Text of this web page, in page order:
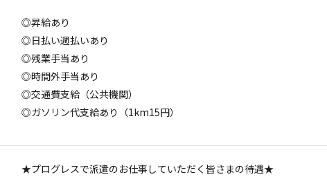
◎昇給あり
◎日払い週払いあり
◎残業手当あり
◎時間外手当あり
◎交通費支給（公共機関）
◎ガソリン代支給あり（1km15円）
★プログレスで派遣のお仕事していただく皆さまの待遇★